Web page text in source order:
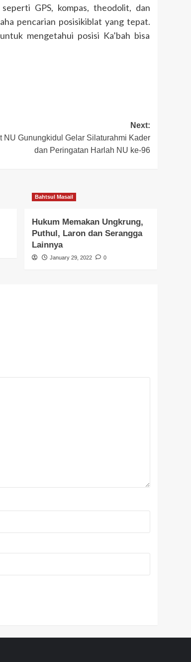
GPS, kompas, theodolit, dan
pencarian posisikiblat yang tepat.
mengetahui posisi Ka’bah bisa
Next:
NU Gunungkidul Gelar Silaturahmi Kader
dan Peringatan Harlah NU ke-96
Bahtsul Masail
Hukum Memakan Ungkrung,
Puthul, Laron dan Serangga
Lainnya
January 29, 2022 0